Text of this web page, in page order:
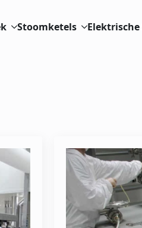
Stoomketels